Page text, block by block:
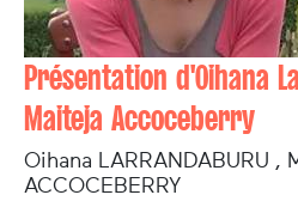
Présentation d'Oihana
Maiteja Accoceberry
Oihana LARRANDABURU ,
ACCOCEBERRY